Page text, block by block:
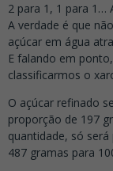
2 para 1, 1 para 1…
A verdade é que
açúcar em água
E falando em
classificarmos o
O açúcar refinado
proporção de 197
quantidade, só
487 gramas para